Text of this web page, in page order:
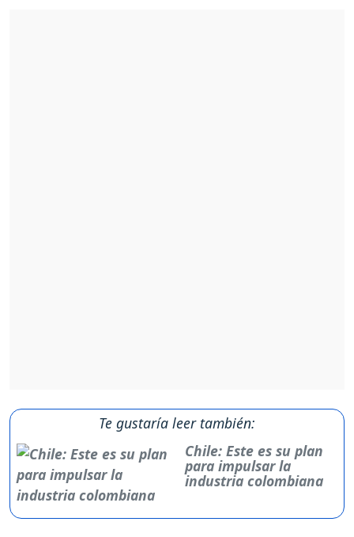
Te gustaría leer también:
Chile: Este es su plan
para impulsar la
industria colombiana